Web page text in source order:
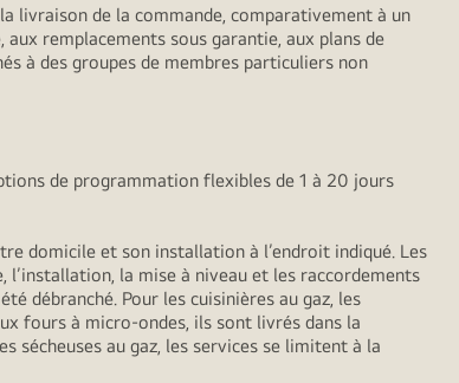
livraison de la commande, comparativement à un
aux remplacements sous garantie, aux plans de
à des groupes de membres particuliers non
de programmation flexibles de 1 à 20 jours
domicile et son installation à l’endroit indiqué. Les
la mise à niveau et les raccordements
débranché. Pour les cuisinières au gaz, les
fours à micro-ondes, ils sont livrés dans la
sécheuses au gaz, les services se limitent à la